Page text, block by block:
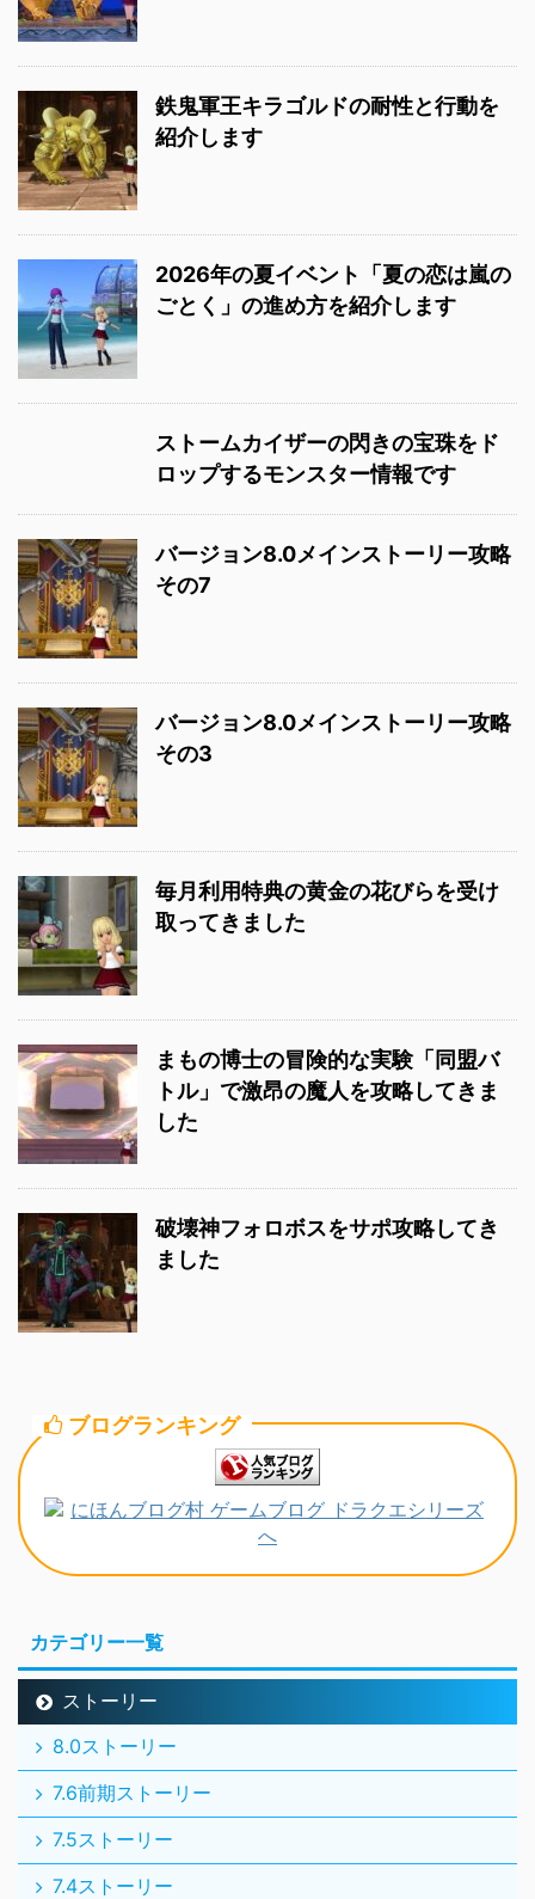
鉄鬼軍王キラゴルドの耐性と行動を
紹介します
2026年の夏イベント「夏の恋は嵐の
ごとく」の進め方を紹介します
ストームカイザーの閃きの宝珠をド
ロップするモンスター情報です
バージョン8.0メインストーリー攻略
その7
バージョン8.0メインストーリー攻略
その3
毎月利用特典の黄金の花びらを受け
取ってきました
まもの博士の冒険的な実験「同盟バ
トル」で激昂の魔人を攻略してきま
した
破壊神フォロボスをサポ攻略してき
ました
ブログランキング
カテゴリー一覧
ストーリー
8.0ストーリー
7.6前期ストーリー
7.5ストーリー
7.4ストーリー